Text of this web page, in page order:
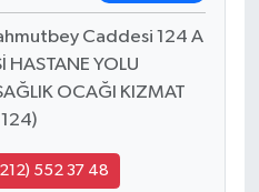
Caddesi 124 A
HASTANE YOLU
OCAĞI KIZMAT
124)
552 37 48